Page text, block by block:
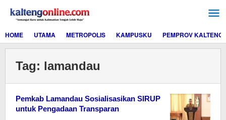
konten
HOME
UTAMA METROPOLIS KAMPUSKU PEMPROV KALTENG
Tag: lamandau
Pemkab Lamandau Sosialisasikan SIRUP
untuk Pengadaan Transparan